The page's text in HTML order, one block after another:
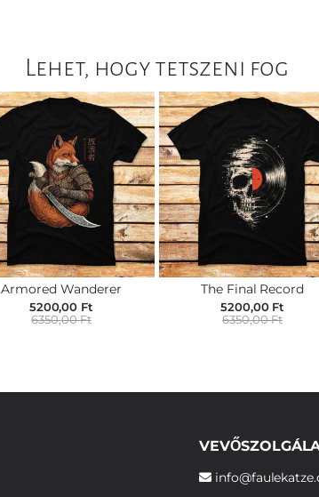
Lehet, hogy tetszeni fog
Armored Wanderer
5200,00 Ft
6350,00 Ft
The Final Record
5200,00 Ft
6350,00 Ft